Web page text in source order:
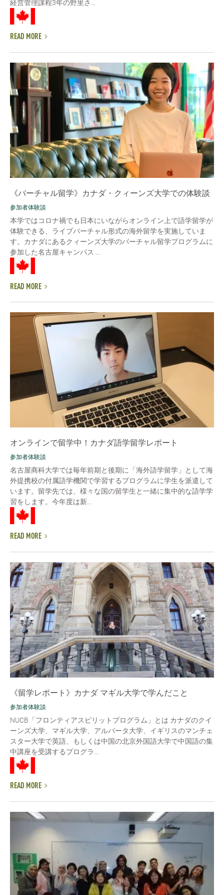
経営管理課程3年の野里さ...
READ MORE
《バーチャル留学》カナダ・クィーンズ大学での体験談
参加者体験談
本学ではコロナ禍でも日本にいながらオンライン上で語学留学が
体験できる、ライブバーチャル形式の海外留学を実施していま
す。カナダにあるクィーンズ大学のバーチャル留学プログラムに
参加した名古屋キャンパス ...
READ MORE
オンラインで留学中！カナダ語学留学レポート
参加者体験談
名古屋商科大学では毎年前期と後期に「海外語学留学」として海
外提携校の付属語学機関で学習するプログラムに学生を派遣して
います。留学先では、様々な国の留学生と一緒に集中的な語学学
習をします。今年度は新...
READ MORE
《留学レポート》カナダ マギル大学で学んだこと
参加者体験談
NUCB「フロンティアスピリットプログラム」とは カナダのクイ
ーンズ大学、マギル大学、アルバータ大学、イギリスのマンチェ
スター大学で英語、もしくは中国の北京外国語大学で中国語の集
中講座を受講するプログラ...
READ MORE